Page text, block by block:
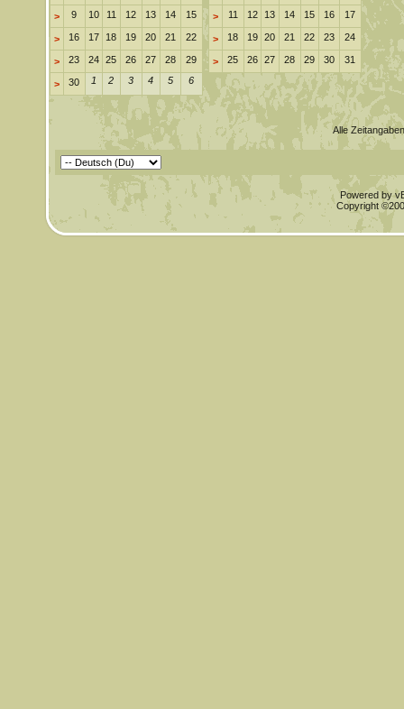
> 9 10 11 12 13 14 15
> 16 17 18 19 20 21 22
> 23 24 25 26 27 28 29
> 30 1 2 3 4 5 6
> 11 12 13 14 15 16 17
> 18 19 20 21 22 23 24
> 25 26 27 28 29 30 31
Alle
Powered by
Copyright